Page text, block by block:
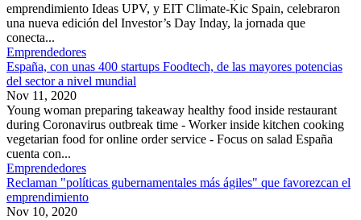
emprendimiento Ideas UPV, y EIT Climate-Kic Spain, celebraron
una nueva edición del Investor’s Day Inday, la jornada que
conecta...
Emprendedores
España, con unas 400 startups Foodtech, de las mayores potencias
del sector a nivel mundial
Nov 11, 2020
Young woman preparing takeaway healthy food inside restaurant
during Coronavirus outbreak time - Worker inside kitchen cooking
vegetarian food for online order service - Focus on salad España
cuenta con...
Emprendedores
Reclaman "políticas gubernamentales más ágiles" que favorezcan el
emprendimiento
Nov 10, 2020